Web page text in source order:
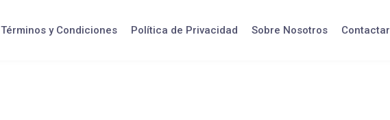
Términos y Condiciones Política de Privacidad Sobre Nosotros Contactar